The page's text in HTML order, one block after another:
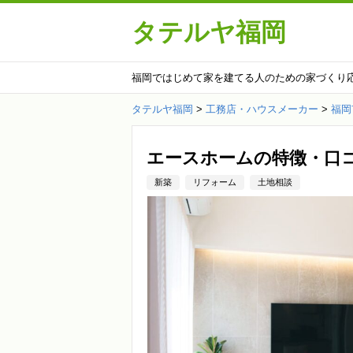
タテルヤ福岡
福岡ではじめて家を建てる人のための家づくり
タテルヤ福岡 > 工務店・ハウスメーカー > 福
エースホームの特徴・口
新築 リフォーム 土地相談